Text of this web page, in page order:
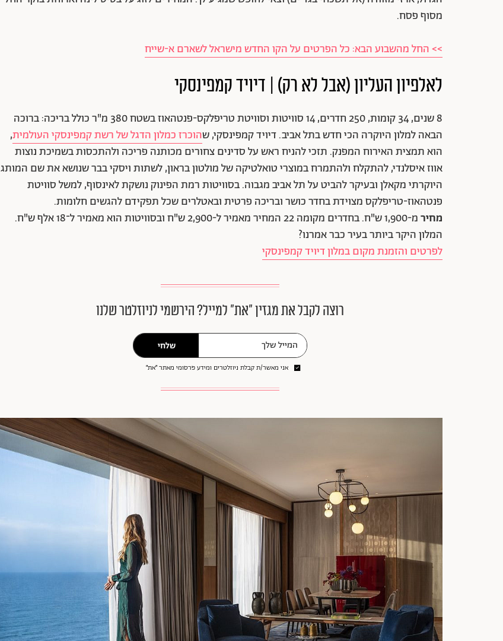
מסוף פסח.
>> החל מהשבוע הבא: כל הפרטים על הקו החדש מישראל לשארם א-שייח
לאלפיון העליון (אבל לא רק) | דיויד קמפינסקי
8 שנים, 34 קומות, 250 חדרים, 14 סוויטות וסוויטת טריפלקס-פנטהאוז בשטח 380 מ"ר כולל בריכה: ברוכה
הבאה למלון היוקרה הכי חדש בתל אביב. דיויד קמפינסקי, שהוכרז כמלון הדגל של רשת קמפינסקי העולמית,
הוא תמצית האירוח המפנק. תזכי להניח ראש על סדינים צחורים מכותנה פריכה ולהתכסות בשמיכת נוצות
אווז איסלנדי, להתקלח ולהתמרח במוצרי טואלטיקה של מולטון בראון, לשתות ויסקי בבר שנושא את שם המותג
היוקרתי מקאלן ובעיקר להביט על תל אביב מגבוה. בסוויטות רמת הפינוק נושקת לאינסוף, למשל סוויטת
פנטהאוז-טריפלקס מצוידת בחדר כושר ובריכה פרטית ובאטלרים שכל תפקידם להגשים חלומות.
מחיר
מ-1,900 ש"ח. בחדרים מקומה 22 המחיר מאמיר ל-2,900 ש"ח ובסוויטות הוא מאמיר ל־18 אלף ש"ח.
המלון היקר ביותר בעיר כבר אמרנו?
לפרטים והזמנת מקום במלון דיויד קמפינסקי
רוצה לקבל את מגזין ״את״ למייל? הירשמי לניוזלטר שלנו
שלחי
אני מאשר/ת קבלת ניוזלטרים ומידע פרסומי מאתר ״את״